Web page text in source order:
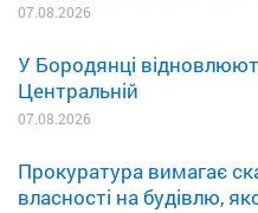
07.08.2026
У Бородянці
Центральній
07.08.2026
Прокуратура вимагає
власності на будівлю,